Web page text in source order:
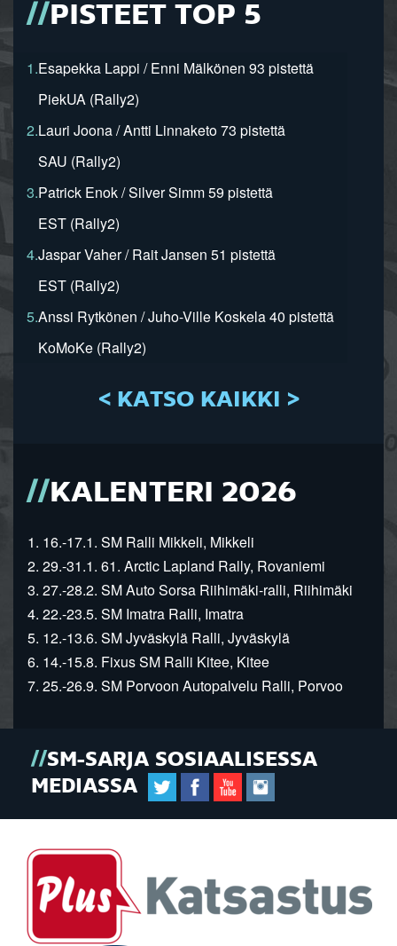
PISTEET TOP 5
1.Esapekka Lappi / Enni Mälkönen 93 pistettä
PiekUA (Rally2)
2.Lauri Joona / Antti Linnaketo 73 pistettä
SAU (Rally2)
3.Patrick Enok / Silver Simm 59 pistettä
EST (Rally2)
4.Jaspar Vaher / Rait Jansen 51 pistettä
EST (Rally2)
5.Anssi Rytkönen / Juho-Ville Koskela 40 pistettä
KoMoKe (Rally2)
< KATSO KAIKKI >
KALENTERI 2026
1. 16.-17.1. SM Ralli Mikkeli, Mikkeli
2. 29.-31.1. 61. Arctic Lapland Rally, Rovaniemi
3. 27.-28.2. SM Auto Sorsa Riihimäki-ralli, Riihimäki
4. 22.-23.5. SM Imatra Ralli, Imatra
5. 12.-13.6. SM Jyväskylä Ralli, Jyväskylä
6. 14.-15.8. Fixus SM Ralli Kitee, Kitee
7. 25.-26.9. SM Porvoon Autopalvelu Ralli, Porvoo
SM-SARJA SOSIAALISESSA
MEDIASSA